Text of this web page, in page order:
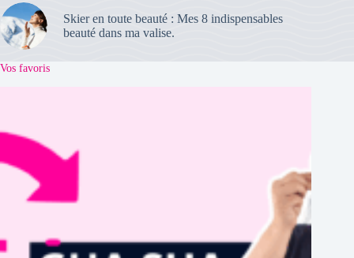
Skier en toute beauté : Mes 8 indispensables
beauté dans ma valise.
Vos favoris